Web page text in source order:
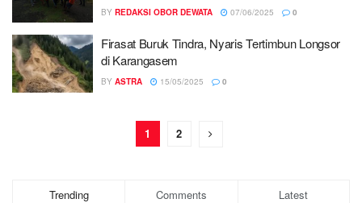
BY REDAKSI OBOR DEWATA 07/06/2025 0
Firasat Buruk Tindra, Nyaris Tertimbun Longsor
di Karangasem
BY ASTRA 15/05/2025 0
1 2
Trending Comments Latest